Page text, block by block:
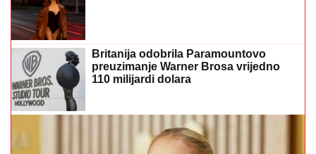
Britanija odobrila Paramountovo
preuzimanje Warner Brosa vrijedno
110 milijardi dolara